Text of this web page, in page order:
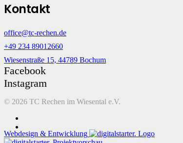
Kontakt
office@tc-rechen.de
+49 234 89012660
Wiesenstraße 15, 44789 Bochum
Facebook
Instagram
© 2026 TC Rechen im Wiesental e.V.
Webdesign & Entwicklung